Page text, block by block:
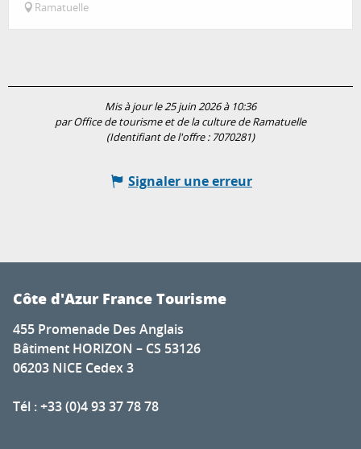
Ramatuelle
Mis à jour le 25 juin 2026 à 10:36
par Office de tourisme et de la culture de Ramatuelle
(Identifiant de l'offre : 7070281)
Signaler une erreur
Côte d'Azur France Tourisme
455 Promenade Des Anglais
Bâtiment HORIZON – CS 53126
06203 NICE Cedex 3
Tél : +33 (0)4 93 37 78 78